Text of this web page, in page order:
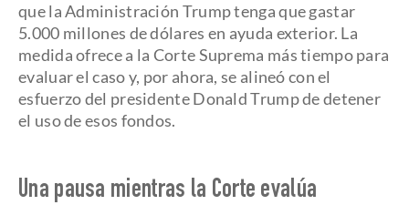
que la Administración Trump tenga que gastar
5.000 millones de dólares en ayuda exterior. La
medida ofrece a la Corte Suprema más tiempo para
evaluar el caso y, por ahora, se alineó con el
esfuerzo del presidente Donald Trump de detener
el uso de esos fondos.
Una pausa mientras la Corte evalúa